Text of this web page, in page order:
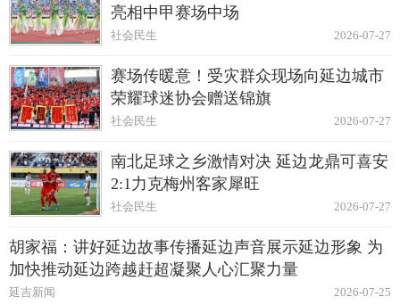
亮相中甲赛场中场
2026-07-27
社会民生
赛场传暖意！受灾群众现场向延边城市
荣耀球迷协会赠送锦旗
2026-07-27
社会民生
南北足球之乡激情对决 延边龙鼎可喜安
2:1力克梅州客家犀旺
2026-07-27
社会民生
胡家福：讲好延边故事传播延边声音展示延边形象 为
加快推动延边跨越赶超凝聚人心汇聚力量
2026-07-25
延吉新闻